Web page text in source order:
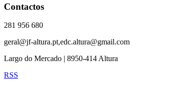
Contactos
281 956 680
geral@jf-altura.pt,edc.altura@gmail.com
Largo do Mercado | 8950-414 Altura
RSS